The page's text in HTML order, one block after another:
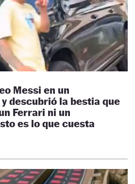
Messi en un
descubrió la bestia que
Ferrari ni un
es lo que cuesta